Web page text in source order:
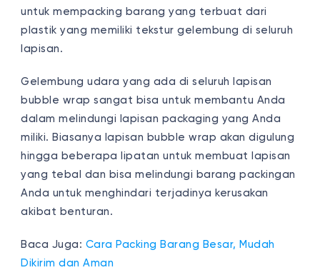
untuk mempacking barang yang terbuat dari
plastik yang memiliki tekstur gelembung di seluruh
lapisan.
Gelembung udara yang ada di seluruh lapisan
bubble wrap sangat bisa untuk membantu Anda
dalam melindungi lapisan packaging yang Anda
miliki. Biasanya lapisan bubble wrap akan digulung
hingga beberapa lipatan untuk membuat lapisan
yang tebal dan bisa melindungi barang packingan
Anda untuk menghindari terjadinya kerusakan
akibat benturan.
Baca Juga: Cara Packing Barang Besar, Mudah
Dikirim dan Aman